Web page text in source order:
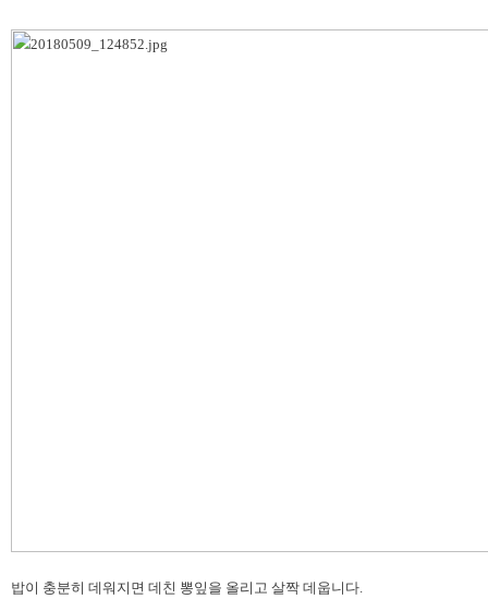
밥이 충분히 데워지면 데친 뽕잎을 올리고 살짝 데웁니다.